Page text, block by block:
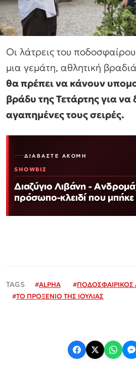
Οι λάτρεις του
μια γεμάτη, αθλητική
θα πρέπει να κάνουν
βράδυ της Τετάρτης για να
αγαπημένες τους σειρές.
ΔΙΑΒΆΣΤΕ ΑΚΌΜΗ
SHOWBIZ
Διαζύγιο Λιβάνη -
πρόσωπο-κλειδί που
#ALPHA #ΠΟΔΟΣΦΑΙΡΙΚΟΣ
#ΤΟ ΠΡΟΞΕΝΙΟ ΤΗΣ ΙΟΥΛΙΑΣ